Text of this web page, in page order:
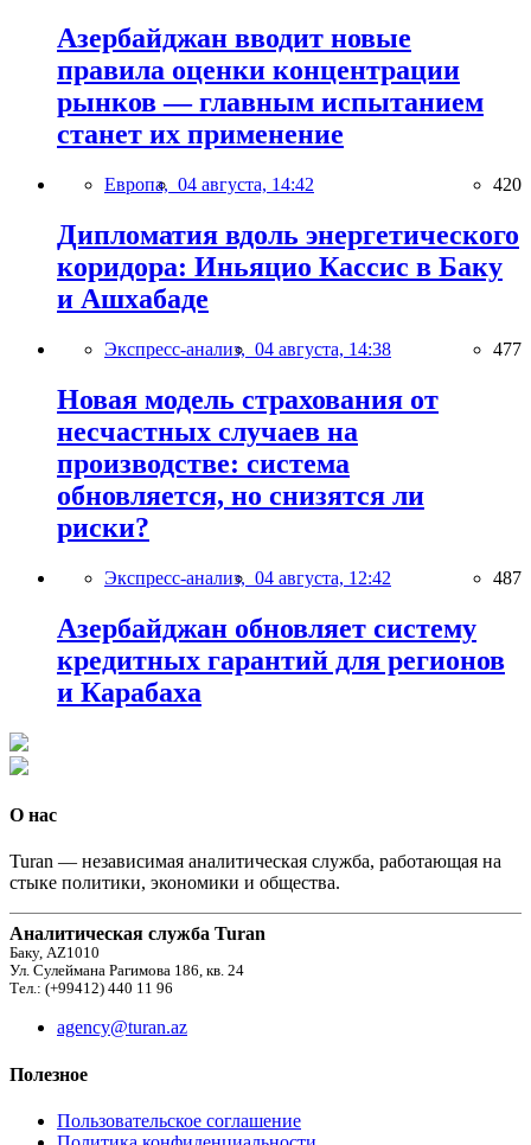
Азербайджан вводит новые
правила оценки концентрации
рынков — главным испытанием
станет их применение
Европа, 04 августа, 14:42 420
Дипломатия вдоль энергетического
коридора: Иньяцио Кассис в Баку
и Ашхабаде
Экспресс-анализ, 04 августа, 14:38 477
Новая модель страхования от
несчастных случаев на
производстве: система
обновляется, но снизятся ли
риски?
Экспресс-анализ, 04 августа, 12:42 487
Азербайджан обновляет систему
кредитных гарантий для регионов
и Карабаха
О нас
Turan — независимая аналитическая служба, работающая на
стыке политики, экономики и общества.
Аналитическая служба Turan
Баку, AZ1010
Ул. Сулеймана Рагимова 186, кв. 24
Тел.: (+99412) 440 11 96
agency@turan.az
Полезное
Пользовательское соглашение